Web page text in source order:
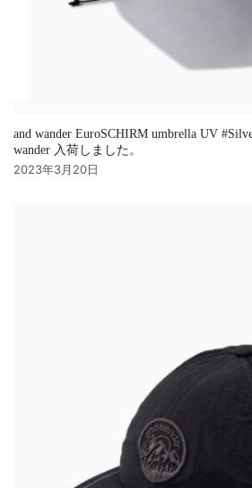
and wander EuroSCHIRM umbrella UV
wander 入荷しました。
2023年3月20日